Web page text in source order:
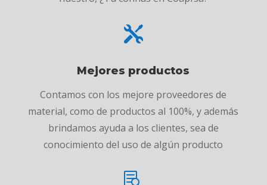

Mejores productos
Contamos con los mejore proveedores de
material, como de productos al 100%, y además
brindamos ayuda a los clientes, sea de
conocimiento del uso de algún producto
